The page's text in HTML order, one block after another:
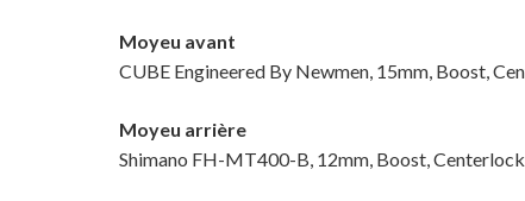
Moyeu avant
CUBE Engineered By Newmen, 15mm, Boost,
Moyeu arrière
Shimano FH-MT400-B, 12mm, Boost, Centerlock